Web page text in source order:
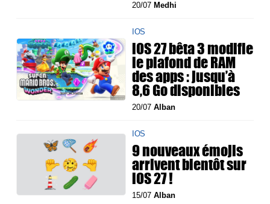
20/07 Medhi
IOS
iOS 27 bêta 3 modifie
le plafond de RAM
des apps : jusqu’à
8,6 Go disponibles
20/07Alban
IOS
9 nouveaux émojis
arrivent bientôt sur
iOS 27 !
15/07Alban